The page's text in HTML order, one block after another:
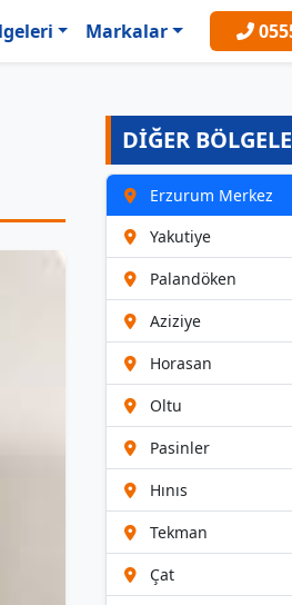
Markalar
DİĞER
Erzurum Merkez
Yakutiye
Palandöken
Aziziye
Horasan
Oltu
Pasinler
Hınıs
Tekman
Çat